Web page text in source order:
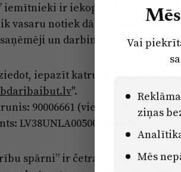
iemītnieki ir iekopuši fantastiski
vasaru notiek dārza svētki, kur
un darbinieki.
iepazīt katru mājas
".
90006661 (viens zvans 4,27 EUR)
LV38UNLA0050014911298
spārni” ir četras grupu mājas –
Vai
ziņas
Mēs